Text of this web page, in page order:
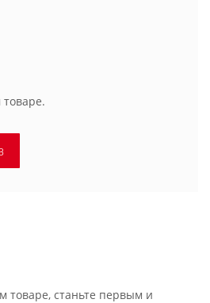
товаре, станьте первым и